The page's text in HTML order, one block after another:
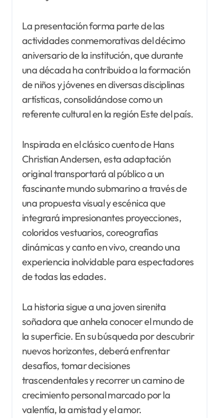
La presentación forma parte de las
actividades conmemorativas del décimo
aniversario de la institución, que durante
una década ha contribuido a la formación
de niños y jóvenes en diversas disciplinas
artísticas, consolidándose como un
referente cultural en la región Este del país.
Inspirada en el clásico cuento de Hans
Christian Andersen, esta adaptación
original transportará al público a un
fascinante mundo submarino a través de
una propuesta visual y escénica que
integrará impresionantes proyecciones,
coloridos vestuarios, coreografías
dinámicas y canto en vivo, creando una
experiencia inolvidable para espectadores
de todas las edades.
La historia sigue a una joven sirenita
soñadora que anhela conocer el mundo de
la superficie. En su búsqueda por descubrir
nuevos horizontes, deberá enfrentar
desafíos, tomar decisiones
trascendentales y recorrer un camino de
crecimiento personal marcado por la
valentía, la amistad y el amor.